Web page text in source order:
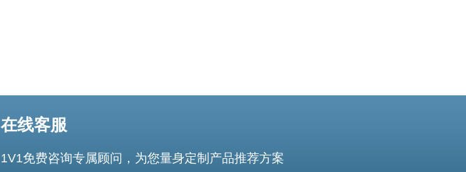
在线客服
1V1免费咨询专属顾问，为您量身定制产品推荐方案